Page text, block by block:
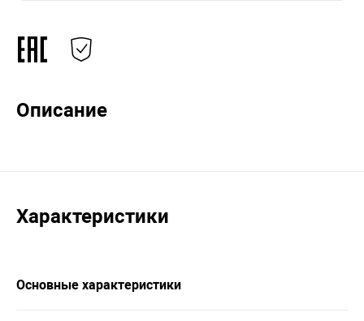
Описание
Характеристики
Основные характеристики